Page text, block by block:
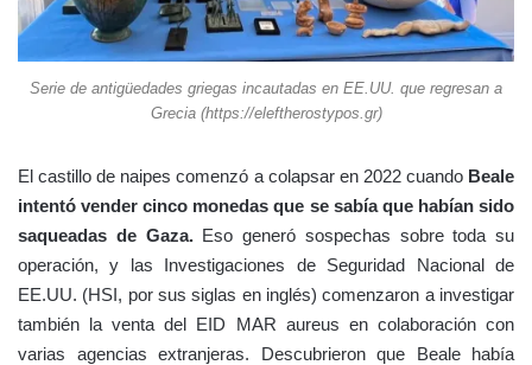
Serie de antigüedades griegas incautadas en EE.UU. que regresan a
Grecia (https://eleftherostypos.gr)
El castillo de naipes comenzó a colapsar en 2022 cuando Beale
intentó vender cinco monedas que se sabía que habían sido
saqueadas de Gaza.Eso generó sospechas sobre toda su
operación, y las Investigaciones de Seguridad Nacional de
EE.UU. (HSI, por sus siglas en inglés) comenzaron a investigar
también la venta del EID MAR aureus en colaboración con
varias agencias extranjeras. Descubrieron que Beale había